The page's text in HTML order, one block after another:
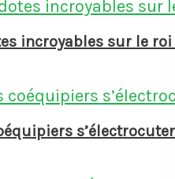
incroyables sur le